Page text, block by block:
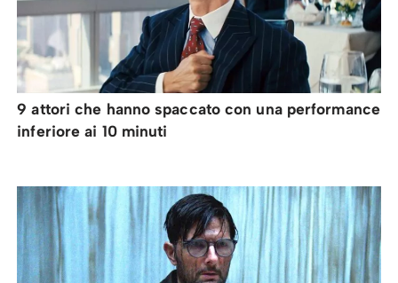
9 attori che hanno spaccato con una performance
inferiore ai 10 minuti